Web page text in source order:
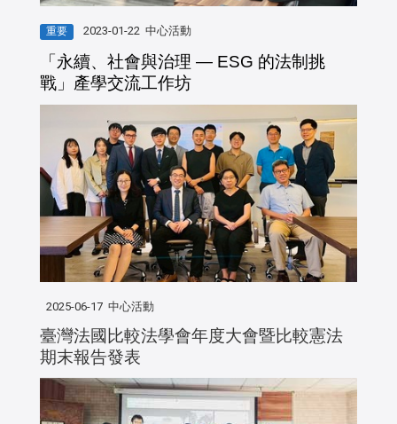
重要 2023-01-22 中心活動
「永續、社會與治理 — ESG 的法制挑
戰」產學交流工作坊
2025-06-17 中心活動
臺灣法國比較法學會年度大會暨比較憲法
期末報告發表